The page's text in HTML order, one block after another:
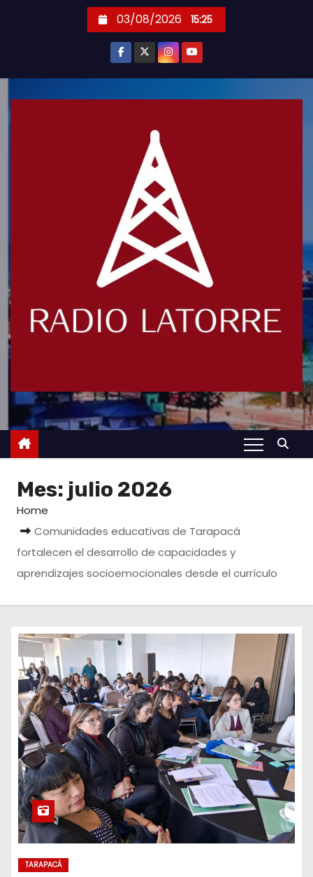
03/08/2026 15:25
Mes: julio 2026
Home
Comunidades educativas de Tarapacá
fortalecen el desarrollo de capacidades y
aprendizajes socioemocionales desde el currículo
TARAPACÁ